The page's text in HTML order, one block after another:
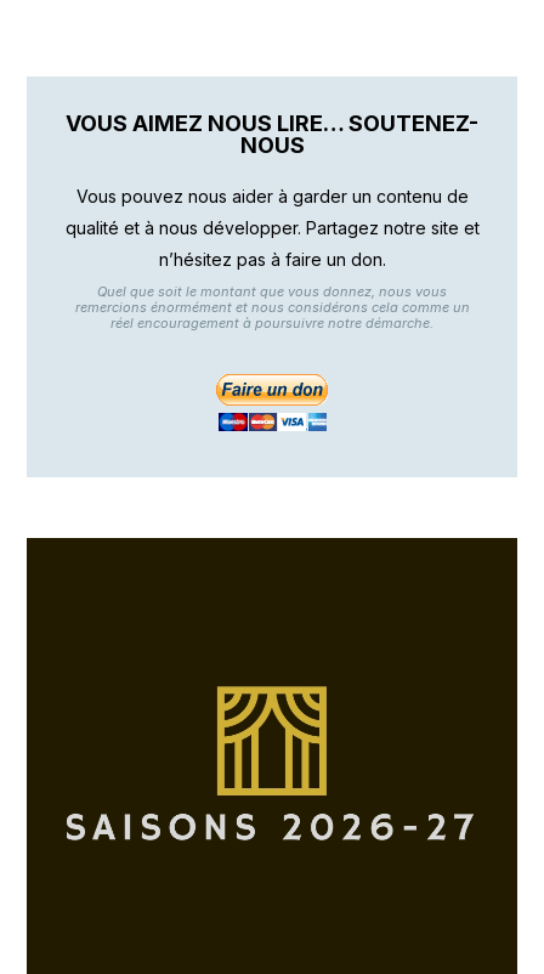
VOUS AIMEZ NOUS LIRE… SOUTENEZ-
NOUS
Vous pouvez nous aider à garder un contenu de
qualité et à nous développer. Partagez notre site et
n’hésitez pas à faire un don.
Quel que soit le montant que vous donnez, nous vous
remercions énormément et nous considérons cela comme un
réel encouragement à poursuivre notre démarche.